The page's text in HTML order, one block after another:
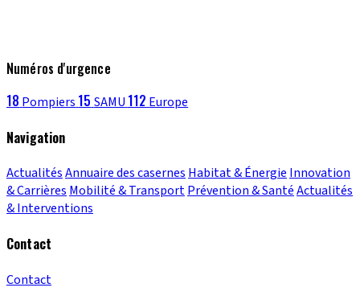
Numéros d'urgence
18 Pompiers 15 SAMU 112 Europe
Navigation
ActualitésAnnuaire des casernes Habitat & Énergie Innovation
& Carrières Mobilité & TransportPrévention & SantéActualités
& Interventions
Contact
Contact